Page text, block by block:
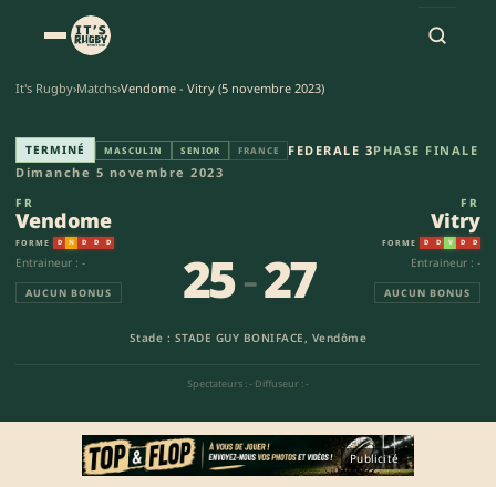
It's Rugby›Matchs›Vendome - Vitry (5 novembre 2023)
Vendome - Vitry (25-27) |
TERMINÉ MASCULIN SENIOR FRANCE FEDERALE 3PHASE FINALE
Dimanche 5 novembre 2023
FR
Vendome
FORME D N D D D
Entraineur : -
AUCUN BONUS
Stade : STADE GUY BONIFACE, Vendôme
25-27
Spectateurs : - Diffuseur : -
FR
Vitry
FORME D D V D D
Entraineur : -
AUCUN BONUS
Publicité